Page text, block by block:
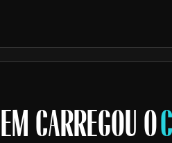
CARREGOU O